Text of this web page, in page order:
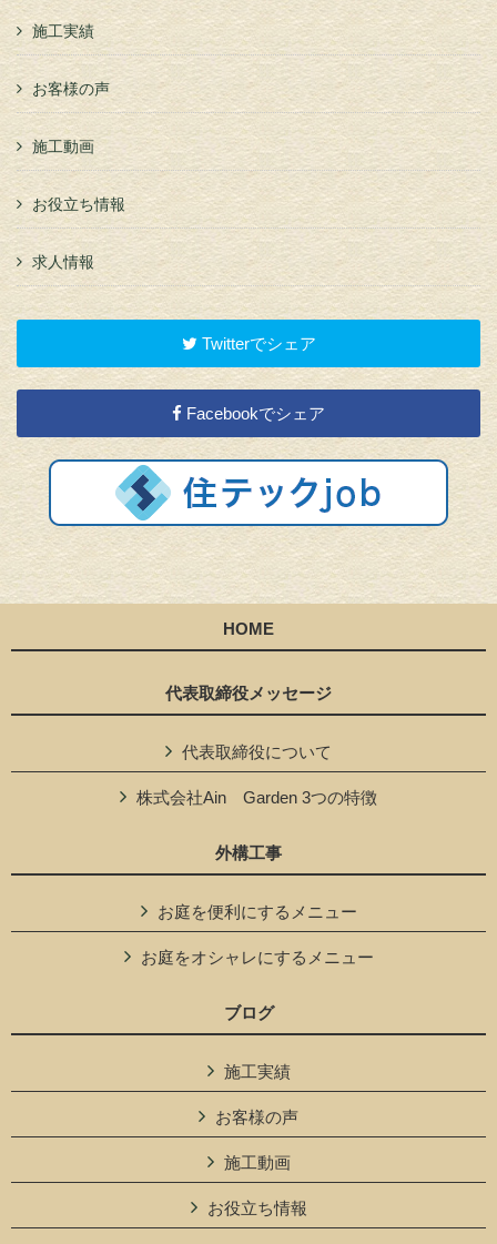
施工実績
お客様の声
施工動画
お役立ち情報
求人情報
Twitterでシェア
Facebookでシェア
HOME
代表取締役メッセージ
代表取締役について
株式会社Ain Garden 3つの特徴
外構工事
お庭を便利にするメニュー
お庭をオシャレにするメニュー
ブログ
施工実績
お客様の声
施工動画
お役立ち情報